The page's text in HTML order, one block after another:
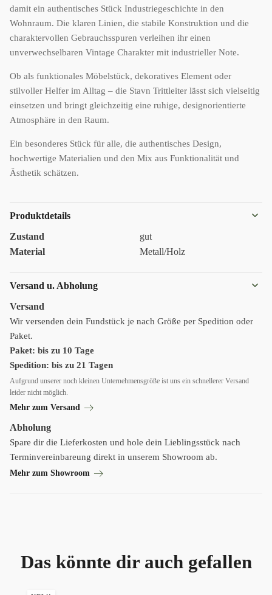
damit ein authentisches Stück Industriegeschichte in den
Wohnraum. Die klaren Linien, die stabile Konstruktion und die
charaktervollen Gebrauchsspuren verleihen ihr einen
unverwechselbaren Vintage Charakter mit industrieller Note.
Ob als funktionales Möbelstück, dekoratives Element oder
stilvoller Helfer im Alltag – die Stavn Trittleiter lässt sich vielseitig
einsetzen und bringt gleichzeitig eine ruhige, designorientierte
Atmosphäre in den Raum.
Ein besonderes Stück für alle, die authentisches Design,
hochwertige Materialien und den Mix aus Funktionalität und
Ästhetik schätzen.
Produktdetails
Zustand
gut
Material
Metall/Holz
Versand u. Abholung
Versand
Wir versenden dein Fundstück je nach Größe per Spedition oder
Paket.
Paket: bis zu 10 Tage
Spedition: bis zu 21 Tagen
Aufgrund unserer noch kleinen Unternehmensgröße ist uns ein schnellerer Versand
leider nicht möglich.
Mehr zum Versand
Abholung
Spare dir die Lieferkosten und hole dein Lieblingsstück nach
Terminvereinbareung direkt in unserem Showroom ab.
Mehr zum Showroom
Das könnte dir auch gefallen